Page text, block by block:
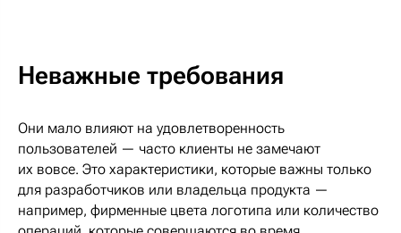
Неважные требования
Они мало влияют на удовлетворенность
пользователей — часто клиенты не замечают
их вовсе. Это характеристики, которые важны только
для разработчиков или владельца продукта —
например, фирменные цвета логотипа или количество